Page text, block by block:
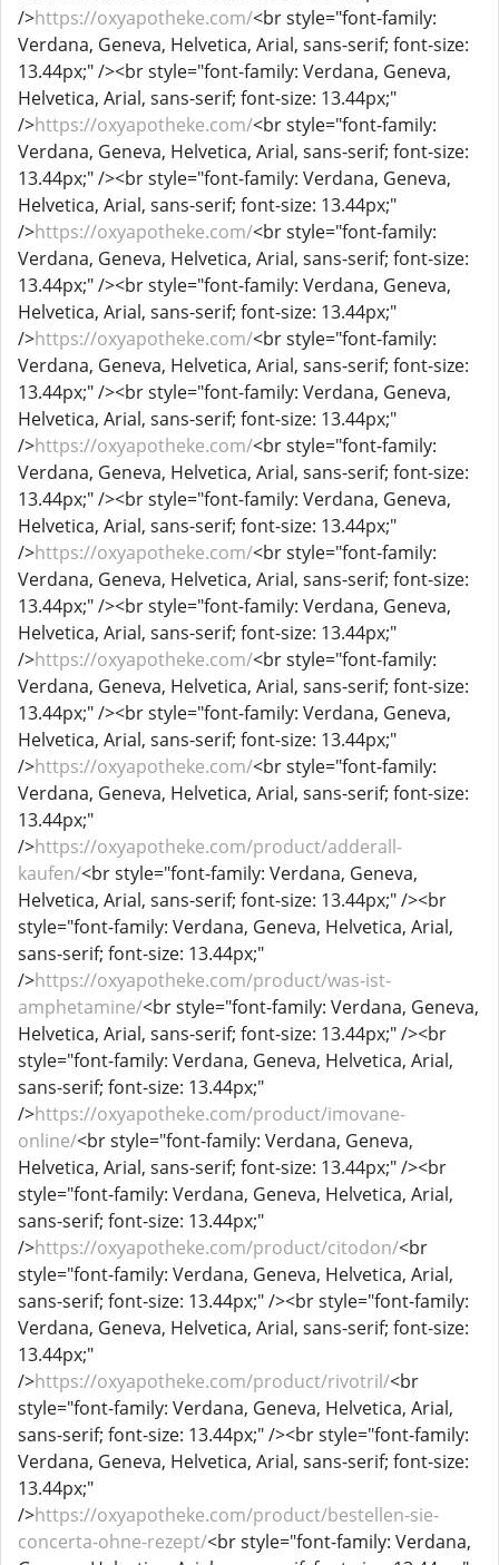
/>https://oxyapotheke.com/<br style="font-family:
Verdana, Geneva, Helvetica, Arial, sans-serif; font-size:
13.44px;" /><br style="font-family: Verdana, Geneva,
Helvetica, Arial, sans-serif; font-size: 13.44px;"
/>https://oxyapotheke.com/<br style="font-family:
Verdana, Geneva, Helvetica, Arial, sans-serif; font-size:
13.44px;" /><br style="font-family: Verdana, Geneva,
Helvetica, Arial, sans-serif; font-size: 13.44px;"
/>https://oxyapotheke.com/<br style="font-family:
Verdana, Geneva, Helvetica, Arial, sans-serif; font-size:
13.44px;" /><br style="font-family: Verdana, Geneva,
Helvetica, Arial, sans-serif; font-size: 13.44px;"
/>https://oxyapotheke.com/<br style="font-family:
Verdana, Geneva, Helvetica, Arial, sans-serif; font-size:
13.44px;" /><br style="font-family: Verdana, Geneva,
Helvetica, Arial, sans-serif; font-size: 13.44px;"
/>https://oxyapotheke.com/<br style="font-family:
Verdana, Geneva, Helvetica, Arial, sans-serif; font-size:
13.44px;" /><br style="font-family: Verdana, Geneva,
Helvetica, Arial, sans-serif; font-size: 13.44px;"
/>https://oxyapotheke.com/<br style="font-family:
Verdana, Geneva, Helvetica, Arial, sans-serif; font-size:
13.44px;" /><br style="font-family: Verdana, Geneva,
Helvetica, Arial, sans-serif; font-size: 13.44px;"
/>https://oxyapotheke.com/<br style="font-family:
Verdana, Geneva, Helvetica, Arial, sans-serif; font-size:
13.44px;" /><br style="font-family: Verdana, Geneva,
Helvetica, Arial, sans-serif; font-size: 13.44px;"
/>https://oxyapotheke.com/<br style="font-family:
Verdana, Geneva, Helvetica, Arial, sans-serif; font-size:
13.44px;"
/>https://oxyapotheke.com/product/adderall-
kaufen/<br style="font-family: Verdana, Geneva,
Helvetica, Arial, sans-serif; font-size: 13.44px;" /><br
style="font-family: Verdana, Geneva, Helvetica, Arial,
sans-serif; font-size: 13.44px;"
/>https://oxyapotheke.com/product/was-ist-
amphetamine/<br style="font-family: Verdana, Geneva,
Helvetica, Arial, sans-serif; font-size: 13.44px;" /><br
style="font-family: Verdana, Geneva, Helvetica, Arial,
sans-serif; font-size: 13.44px;"
/>https://oxyapotheke.com/product/imovane-
online/<br style="font-family: Verdana, Geneva,
Helvetica, Arial, sans-serif; font-size: 13.44px;" /><br
style="font-family: Verdana, Geneva, Helvetica, Arial,
sans-serif; font-size: 13.44px;"
/>https://oxyapotheke.com/product/citodon/<br
style="font-family: Verdana, Geneva, Helvetica, Arial,
sans-serif; font-size: 13.44px;" /><br style="font-family:
Verdana, Geneva, Helvetica, Arial, sans-serif; font-size:
13.44px;"
/>https://oxyapotheke.com/product/rivotril/<br
style="font-family: Verdana, Geneva, Helvetica, Arial,
sans-serif; font-size: 13.44px;" /><br style="font-family:
Verdana, Geneva, Helvetica, Arial, sans-serif; font-size:
13.44px;"
/>https://oxyapotheke.com/product/bestellen-sie-
concerta-ohne-rezept/<br style="font-family: Verdana,